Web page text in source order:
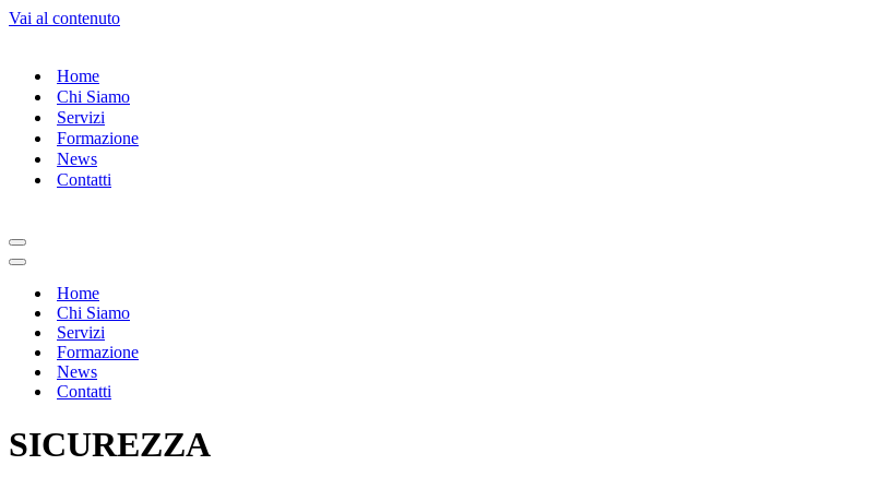
Vai al contenuto
Home
Chi Siamo
Servizi
Formazione
News
Contatti
Menu
di
Menu
navigazione
Home
Chi Siamo
Servizi
Formazione
News
Contatti
SICUREZZA